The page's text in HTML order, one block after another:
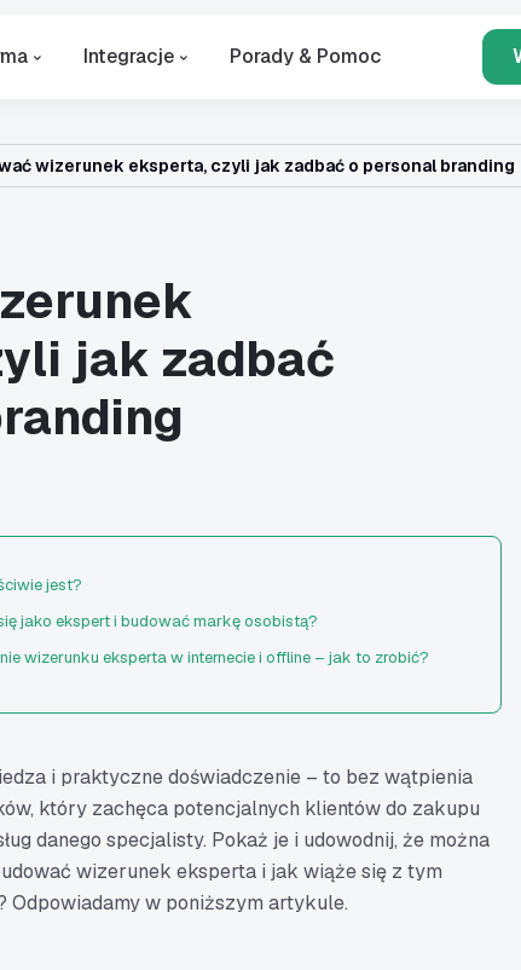
Integracje Porady & Pomoc
wizerunek eksperta, czyli jak zadbać o personal branding
jak zadbać
jest?
jako ekspert i budować markę osobistą?
wizerunku eksperta w internecie i offline – jak to zrobić?
z Twojej branży
moc prasy, radia i telewizji
i praktyczne doświadczenie – to bez wątpienia
który zachęca potencjalnych klientów do zakupu
danego specjalisty. Pokaż je i udowodnij, że można
wizerunek eksperta i jak wiąże się z tym
Odpowiadamy w poniższym artykule.